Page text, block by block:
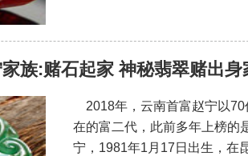
族:赌石起家 神秘翡翠赌出身
2018年，云南首富赵宁以70
在的富二代，此前多年上榜的
宁，1981年1月17日出生，在